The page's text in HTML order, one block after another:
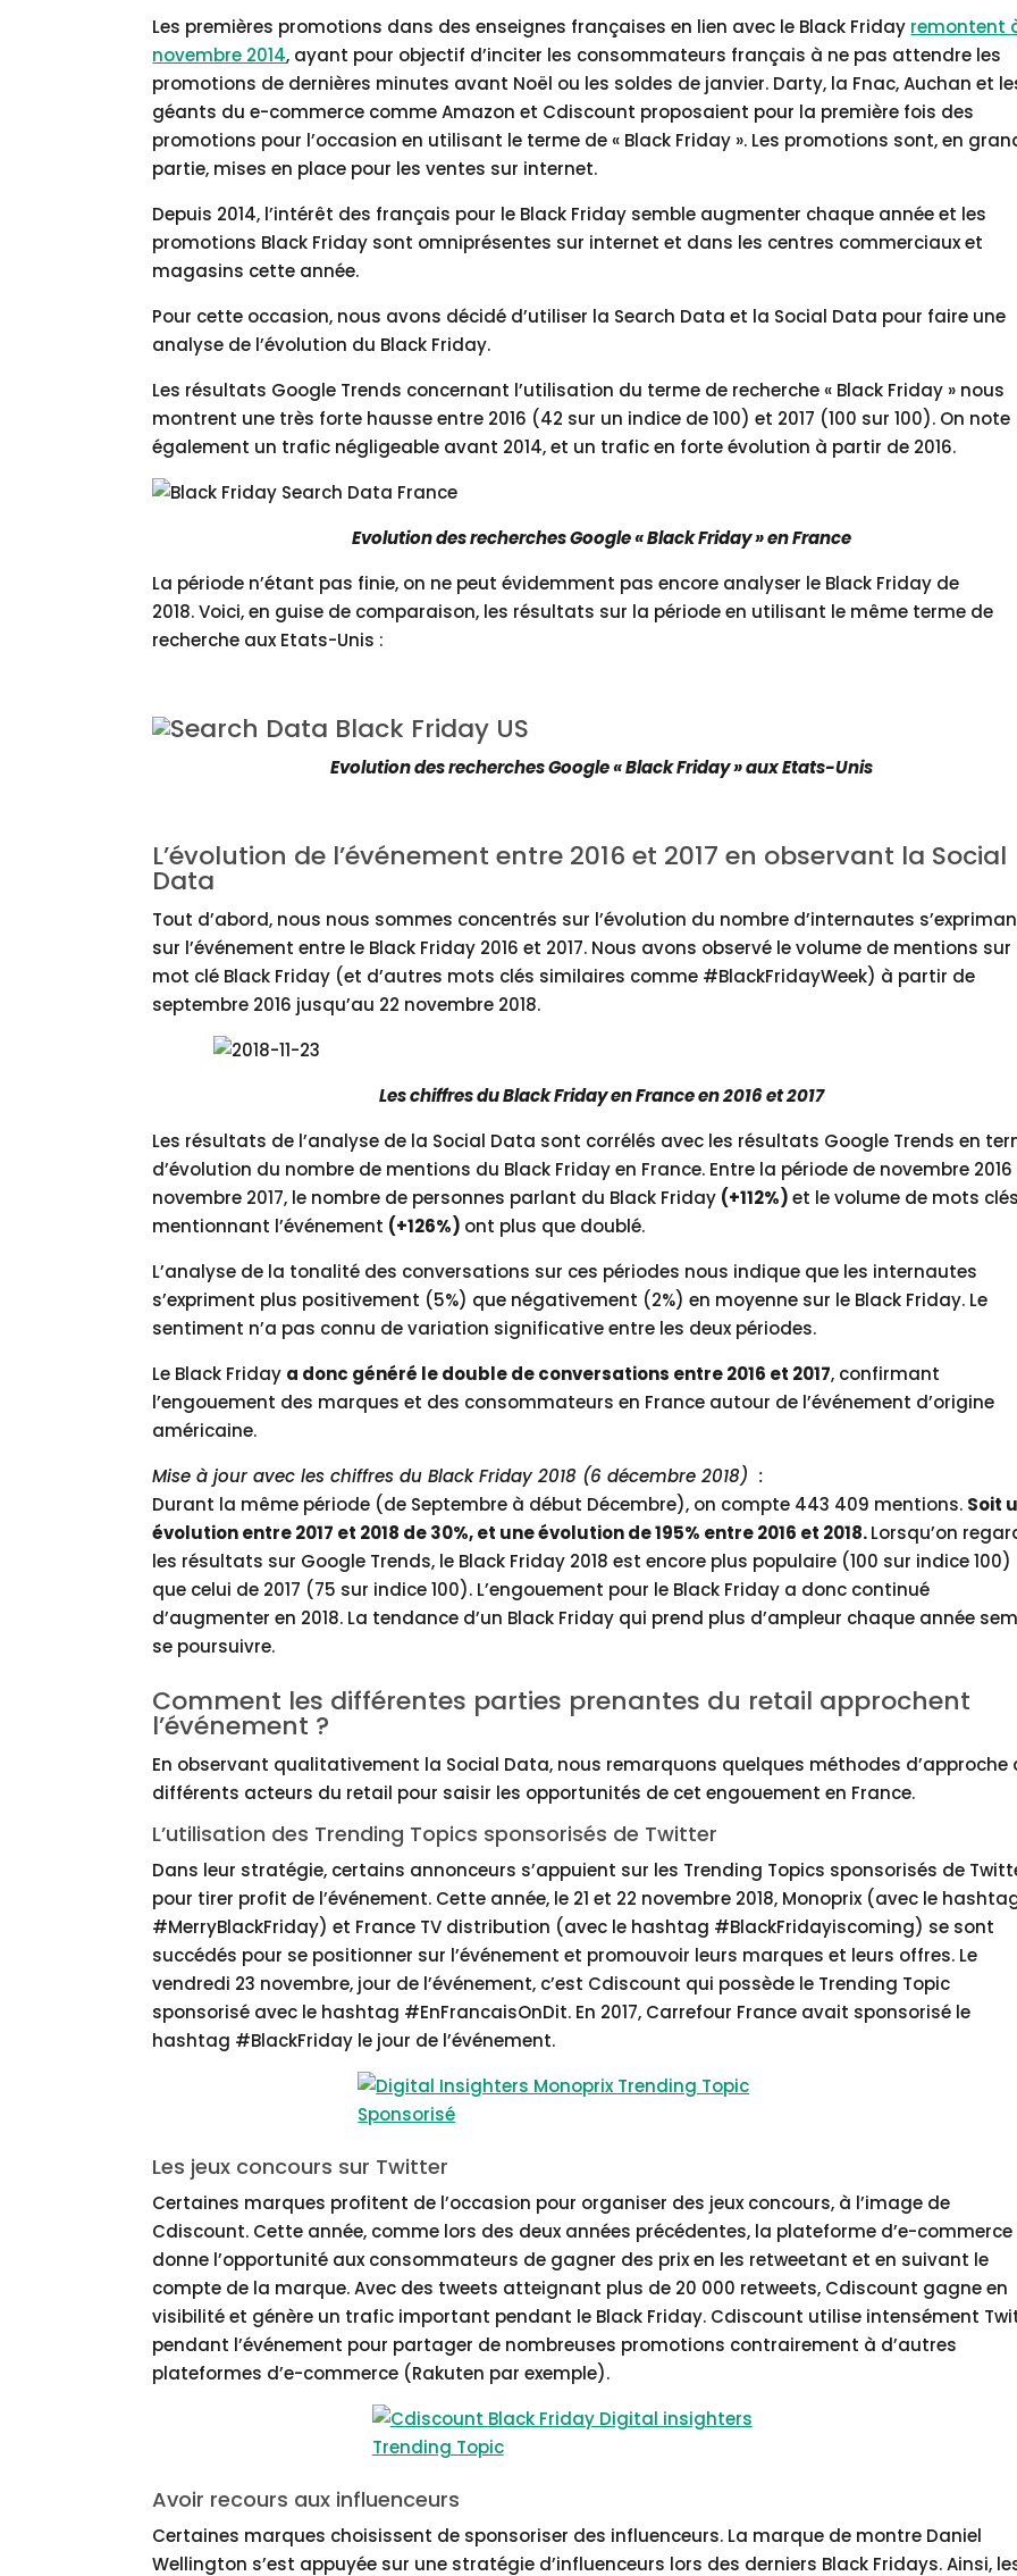
Les premières promotions dans des enseignes françaises en lien avec le Black Friday remontent
novembre 2014, ayant pour objectif d’inciter les consommateurs français à ne pas attendre les
promotions de dernières minutes avant Noël ou les soldes de janvier. Darty, la Fnac, Auchan et
géants du e-commerce comme Amazon et Cdiscount proposaient pour la première fois des
promotions pour l’occasion en utilisant le terme de « Black Friday ». Les promotions sont, en
partie, mises en place pour les ventes sur internet.
Depuis 2014, l’intérêt des français pour le Black Friday semble augmenter chaque année et les
promotions Black Friday sont omniprésentes sur internet et dans les centres commerciaux et
magasins cette année.
Pour cette occasion, nous avons décidé d’utiliser la Search Data et la Social Data pour faire une
analyse de l’évolution du Black Friday.
Les résultats Google Trends concernant l’utilisation du terme de recherche « Black Friday » nous
montrent une très forte hausse entre 2016 (42 sur un indice de 100) et 2017 (100 sur 100). On note
également un trafic négligeable avant 2014, et un trafic en forte évolution à partir de 2016.
Evolution des recherches Google « Black Friday » en France
La période n’étant pas finie, on ne peut évidemment pas encore analyser le Black Friday de
2018.Voici, en guise de comparaison, les résultats sur la période en utilisant le même terme de
recherche aux Etats-Unis :
Evolution des recherches Google « Black Friday » aux Etats-Unis
L’évolution de l’événement entre 2016 et 2017 en observant la Social
Data
Tout d’abord, nous nous sommes concentrés sur l’évolution du nombre d’internautes
sur l’événement entre le Black Friday 2016 et 2017. Nous avons observé le volume de mentions sur
mot clé Black Friday (et d’autres mots clés similaires comme #BlackFridayWeek) à partir de
septembre 2016 jusqu’au 22 novembre 2018.
Les chiffres du Black Friday en France en 2016 et 2017
Les résultats de l’analyse de la Social Data sont corrélés avec les résultats Google Trends en
d’évolution du nombre de mentions du Black Friday en France. Entre la période de novembre
novembre 2017, le nombre de personnes parlant du Black Friday (+112%)et le volume de mots
mentionnant l’événement (+126%) ont plus que doublé.
L’analyse de la tonalité des conversations sur ces périodes nous indique que les internautes
s’expriment plus positivement (5%) que négativement (2%) en moyenne sur le Black Friday. Le
sentiment n’a pas connu de variation significative entre les deux périodes.
Le Black Friday a donc généré le double de conversations entre 2016 et 2017, confirmant
l’engouement des marques et des consommateurs en France autour de l’événement d’origine
américaine.
Mise à jour avec les chiffres du Black Friday 2018 (6 décembre 2018) :
Durant la même période (de Septembre à début Décembre), on compte 443 409 mentions. Soit
évolution entre 2017 et 2018 de 30%, et une évolution de 195% entre 2016 et 2018.Lorsqu’on
les résultats sur Google Trends, le Black Friday 2018 est encore plus populaire (100 sur indice 100)
que celui de 2017 (75 sur indice 100). L’engouement pour le Black Friday a donc continué
d’augmenter en 2018. La tendance d’un Black Friday qui prend plus d’ampleur chaque année
se poursuivre.
Comment les différentes parties prenantes du retail approchent
l’événement ?
En observant qualitativement la Social Data, nous remarquons quelques méthodes d’approche
différents acteurs du retail pour saisir les opportunités de cet engouement en France.
L’utilisation des Trending Topics sponsorisés de Twitter
Dans leur stratégie, certains annonceurs s’appuient sur les Trending Topics sponsorisés de
pour tirer profit de l’événement. Cette année, le 21 et 22 novembre 2018, Monoprix (avec le
#MerryBlackFriday) et France TV distribution (avec le hashtag #BlackFridayiscoming) se sont
succédés pour se positionner sur l’événement et promouvoir leurs marques et leurs offres. Le
vendredi 23 novembre, jour de l’événement, c’est Cdiscount qui possède le Trending Topic
sponsorisé avec le hashtag #EnFrancaisOnDit. En 2017, Carrefour France avait sponsorisé le
hashtag #BlackFriday le jour de l’événement.
Les jeux concours sur Twitter
Certaines marques profitent de l’occasion pour organiser des jeux concours, à l’image de
Cdiscount. Cette année, comme lors des deux années précédentes, la plateforme d’e-commerce
donne l’opportunité aux consommateurs de gagner des prix en les retweetant et en suivant le
compte de la marque. Avec des tweets atteignant plus de 20 000 retweets, Cdiscount gagne en
visibilité et génère un trafic important pendant le Black Friday. Cdiscount utilise intensément
pendant l’événement pour partager de nombreuses promotions contrairement à d’autres
plateformes d’e-commerce (Rakuten par exemple).
Avoir recours aux influenceurs
Certaines marques choisissent de sponsoriser des influenceurs. La marque de montre Daniel
Wellington s’est appuyée sur une stratégie d’influenceurs lors des derniers Black Fridays. Ainsi,